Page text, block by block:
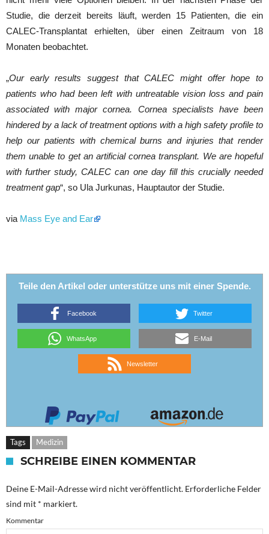
Studie, die derzeit bereits läuft, werden 15 Patienten, die ein
CALEC-Transplantat erhielten, über einen Zeitraum von 18
Monaten beobachtet.
„Our early results suggest that CALEC might offer hope to
patients who had been left with untreatable vision loss and pain
associated with major cornea. Cornea specialists have been
hindered by a lack of treatment options with a high safety profile to
help our patients with chemical burns and injuries that render
them unable to get an artificial cornea transplant. We are hopeful
with further study, CALEC can one day fill this crucially needed
treatment gap“, so Ula Jurkunas, Hauptautor der Studie.
via Mass Eye and Ear
Teile den Artikel oder unterstütze uns mit einer Spende.
Facebook Twitter
WhatsApp E-Mail
Newsletter
Tags Medizin
SCHREIBE EINEN KOMMENTAR
Deine E-Mail-Adresse wird nicht veröffentlicht. Erforderliche Felder
sind mit * markiert.
Kommentar